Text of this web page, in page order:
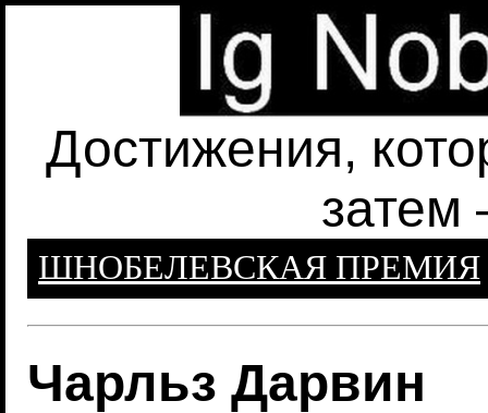
Достижения,
затем
ШНОБЕЛЕВСКАЯ ПРЕМИЯ
Чарльз Дарвин